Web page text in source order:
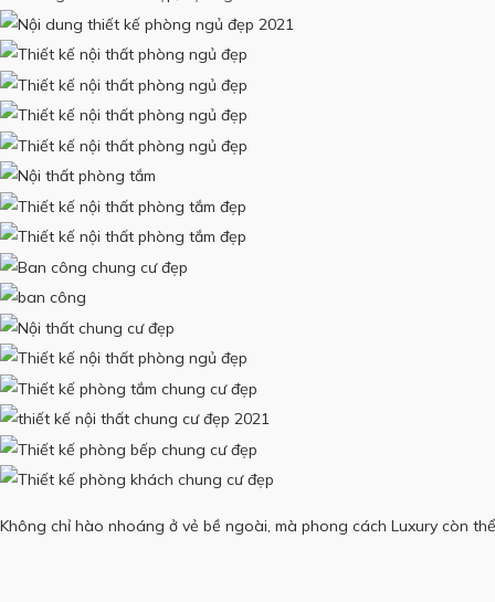
Không chỉ hào nhoáng ở vẻ bề ngoài, mà phong cách Luxury còn